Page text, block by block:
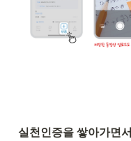
실천인증을 쌓아가면